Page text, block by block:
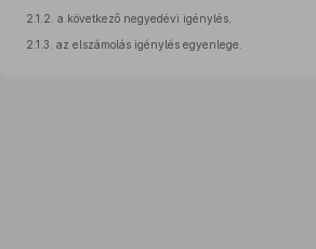
2.1.2. a következő negyedévi igénylés,
2.1.3. az elszámolás igénylés egyenlege.